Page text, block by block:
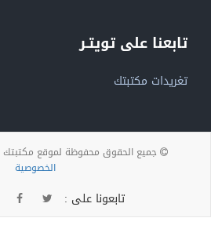
تابعنا على تويتـر
تغريدات مكتبتك
جميع الحقوق محفوظة لموقع مكتبتك
الخصوصية
تابعونا على :